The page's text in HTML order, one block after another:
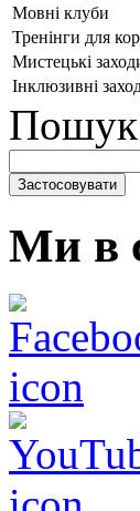
Мовні клуби
Тренінги для
Мистецькі
Інклюзивні
Пошук
Ми в